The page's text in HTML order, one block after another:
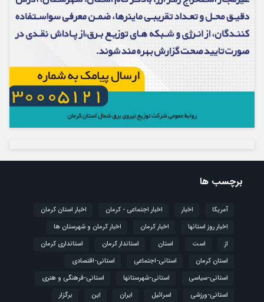
برچسب ها
آمریکا اخبار اخبار اجتماعی - کرمان
اخبار استان کرمان
اخبار روز استانها
اخبار کرمان
اخبار کرمان و شهرستان ها
از
است استان استاندار کرمان
استانداری کرمان
استان کرمان
استانی-اجتماعی
استانی-اقتصادی
استانی-سیاسی
استانی-شهرستانها
استانی-فرهنگی و هنری
استانی-ورزشی
اسرائیل ایران این
برگزار